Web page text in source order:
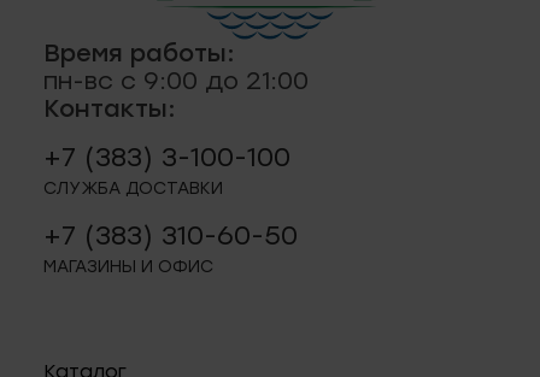
риеты
приправы
12 (Пашино)
Время работы:
пн-вс с 9:00 до 21:00
Контакты:
+7 (383) 3-100-100
СЛУЖБА ДОСТАВКИ
+7 (383) 310-60-50
МАГАЗИНЫ И ОФИС
Каталог